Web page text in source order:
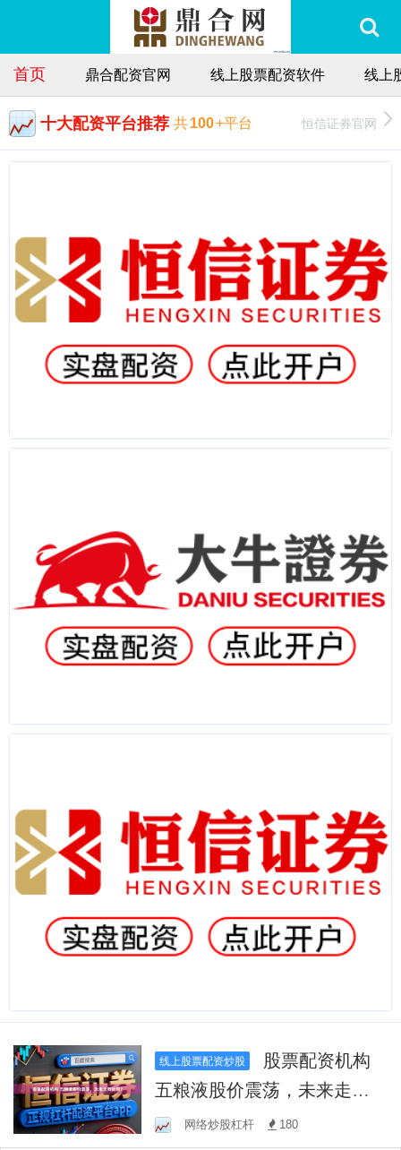
首页 鼎合配资官网 线上股票配资软件 线上
十大配资平台推荐 共100+平台 恒信证券官网
线上股票配资炒股
五粮液股价震荡，未来走势
如何？网络炒股杠杆 180